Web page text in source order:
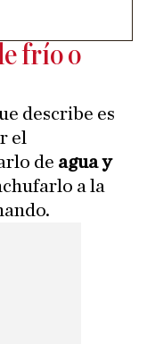
frío o
describe es
el
de agua y
a la